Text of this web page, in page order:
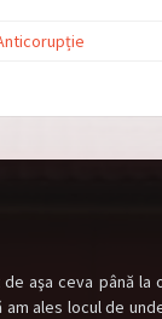
de aşa ceva până
ales locul de